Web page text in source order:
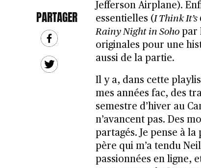
PARTAGER
Jefferson Airplane).
essentielles (I Think
Rainy Night in Sohopar
originales pour une
aussi de la partie.
Il y a, dans cette
mes années fac, des
semestre d’hiver au
n’avancent pas. Des
partagés. Je pense à la
père qui m’a tendu
passionnées en ligne,